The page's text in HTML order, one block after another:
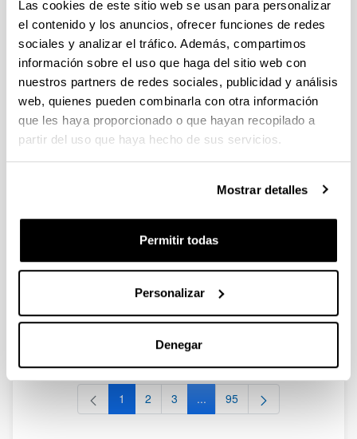
Las cookies de este sitio web se usan para personalizar
el contenido y los anuncios, ofrecer funciones de redes
sociales y analizar el tráfico. Además, compartimos
información sobre el uso que haga del sitio web con
nuestros partners de redes sociales, publicidad y análisis
web, quienes pueden combinarla con otra información
que les haya proporcionado o que hayan recopilado a
partir del uso que haya hecho de sus servicios.
Mostrar detalles
Permitir todas
Personalizar
Denegar
FUNDACION LA CAIXA JUNIOR LEADER RETAINING
PROGRAMME 2027
CONVOCATORIA PARA LA CONTRATACIÓN DE
PERSONAL INVESTIGADOR DOCTOR EN LA UPV/EHU
(2026)
Trámite abierto (Plazo de presentación de solicitudes: 03/06/2026 -
25/06/2026 23:59)
16/07/2026: Listado provisional de solicitudes admitidas y
al 30/07/2026 (ambos incluídos)
PERSONAL INVESTIGADOR EN FORMACIÓN EN LA EHU
FINANCIADO CON RECURSOS PROPIOS DE UN
Página
1 Página
2 Página
3 ...Páginas intermedias Use TAB
Página
95